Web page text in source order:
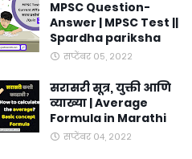
MPSC Question-
Answer | MPSC Test ||
Spardha pariksha
सप्टेंबर ०५, २०२२
सरासरी सूत्र, युक्ती आणि
व्याख्या | Average
Formula in Marathi
सप्टेंबर ०४, २०२२